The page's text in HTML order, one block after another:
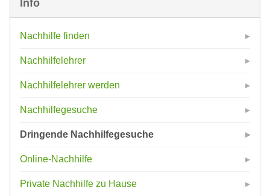
Info
Nachhilfe finden
Nachhilfelehrer
Nachhilfelehrer werden
Nachhilfegesuche
Dringende Nachhilfegesuche
Online-Nachhilfe
Private Nachhilfe zu Hause